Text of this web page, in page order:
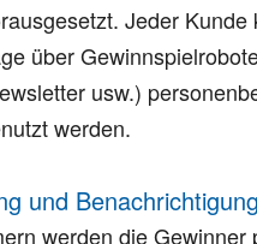
Jeder
über
usw.)
werden.
und
werden die